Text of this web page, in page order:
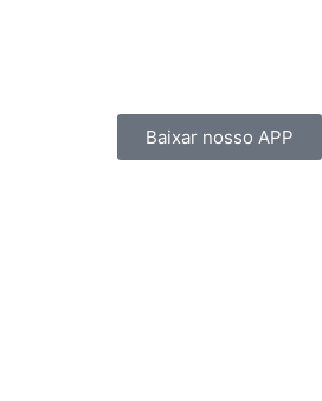
Baixar nosso APP